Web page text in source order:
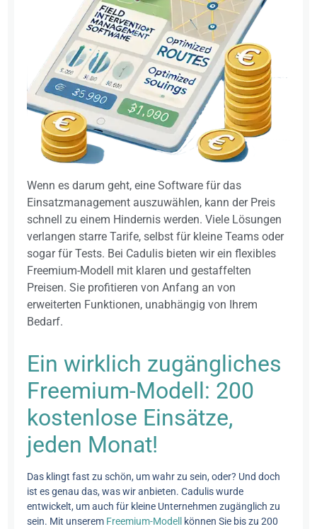
Wenn es darum geht, eine Software für das
Einsatzmanagement auszuwählen, kann der Preis
schnell zu einem Hindernis werden. Viele Lösungen
verlangen starre Tarife, selbst für kleine Teams oder
sogar für Tests. Bei Cadulis bieten wir ein flexibles
Freemium-Modell mit klaren und gestaffelten
Preisen. Sie profitieren von Anfang an von
erweiterten Funktionen, unabhängig von Ihrem
Bedarf.
Ein wirklich zugängliches
Freemium-Modell: 200
kostenlose Einsätze,
jeden Monat!
Das klingt fast zu schön, um wahr zu sein, oder? Und doch
ist es genau das, was wir anbieten. Cadulis wurde
entwickelt, um auch für kleine Unternehmen zugänglich zu
sein. Mit unserem Freemium-Modell
können Sie bis zu 200